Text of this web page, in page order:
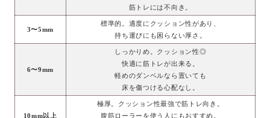
筋トレには不向き。
3〜5mm
標準的。適度にクッション性があり、
持ち運びにも困らない厚さ。
6〜9mm
しっかりめ。クッション性◎
快適に筋トレが出来る。
軽めのダンベルなら置いても
床を傷つける心配なし。
10mm以上
極厚。クッション性最強で筋トレ向き。
腹筋ローラーを使う人にもおすすめ。